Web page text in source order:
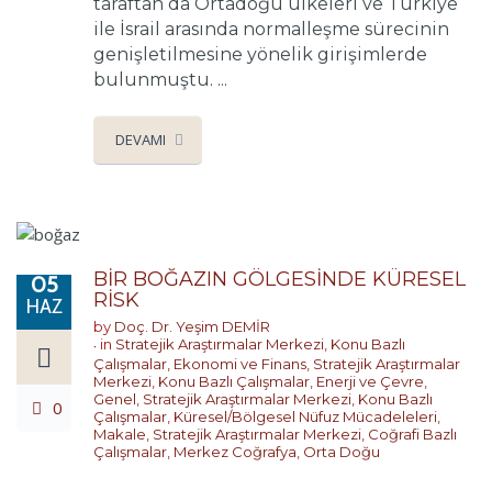
taraftan da Ortadoğu ülkeleri ve Türkiye
ile İsrail arasında normalleşme sürecinin
genişletilmesine yönelik girişimlerde
bulunmuştu. ...
DEVAMI
05
HAZ
0
BİR BOĞAZIN GÖLGESİNDE KÜRESEL
RİSK
by Doç. Dr. Yeşim DEMİR
in Stratejik Araştırmalar Merkezi Konu Bazlı
Çalışmalar Ekonomi ve Finans Stratejik Araştırmalar
Merkezi Konu Bazlı Çalışmalar Enerji ve Çevre
Genel Stratejik Araştırmalar Merkezi Konu Bazlı
Çalışmalar Küresel/Bölgesel Nüfuz Mücadeleleri
Makale Stratejik Araştırmalar Merkezi Coğrafi Bazlı
Çalışmalar Merkez Coğrafya Orta Doğu